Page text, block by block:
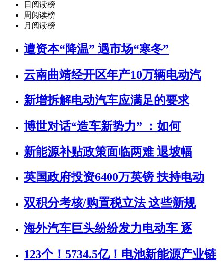
日阅读榜
周阅读榜
月阅读榜
遭资本“降温” 遇市场“寒冬”
云南曲靖经开区年产10万辆电动汽
新增拆解电动汽车应满足的要求
博世对话“造车新势力” ：如何
新能源补贴政策面临两难 退坡幅
英国政府投资6400万英镑 扶持电动
双积分考核/购置税立法 这些新规
海外汽车巨头纷纷发力电动车 逐
123个！5734.5亿！电池新能源产业链